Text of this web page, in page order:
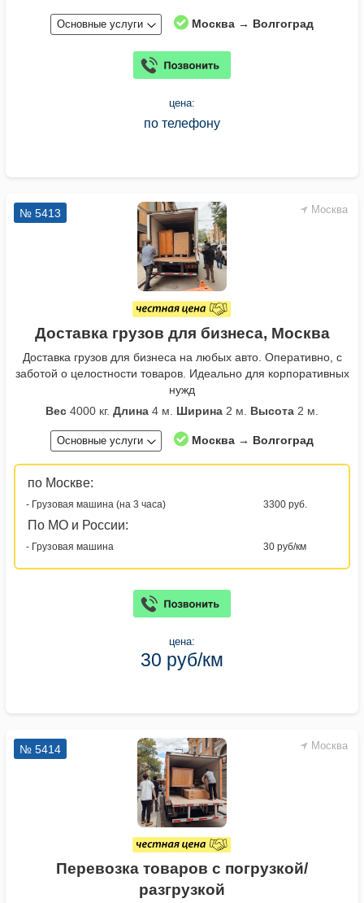
Основные услуги Москва → Волгоград
цена:
по телефону
Москва
№ 5413
Доставка грузов для бизнеса, Москва
Доставка грузов для бизнеса на любых авто. Оперативно, с
заботой о целостности товаров. Идеально для корпоративных
нужд
Вес 4000 кг. Длина 4 м. Ширина 2 м. Высота 2 м.
Основные услуги Москва → Волгоград
по Москве:
- Грузовая машина (на 3 часа) 3300 руб.
По МО и России:
- Грузовая машина 30 руб/км
цена:
30 руб/км
Москва
№ 5414
Перевозка товаров с погрузкой/
разгрузкой